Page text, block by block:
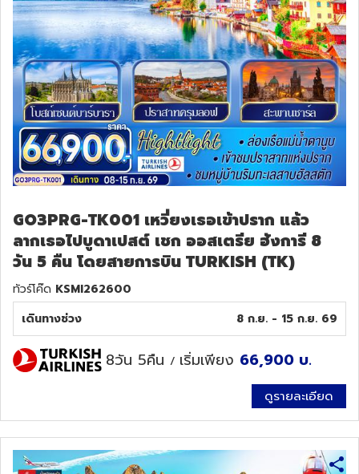
GO3PRG-TK001 เหวี่ยงเธอเข้าปราก แล้ว
ลากเธอไปบูดาเปสต์ เชก ออสเตรีย ฮังการี 8
วัน 5 คืน โดยสายการบิน TURKISH (TK)
ทัวร์โค๊ด KSMI262600
เดินทางช่วง
8 ก.ย. - 15 ก.ย. 69
8วัน 5คืน / เริ่มเพียง 66,900 บ.
ดูรายละเอียด